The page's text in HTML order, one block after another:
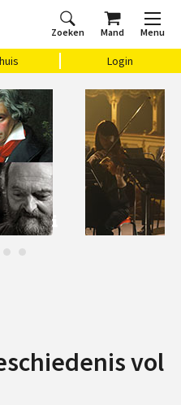
Zoeken Mand Menu
Login
vol